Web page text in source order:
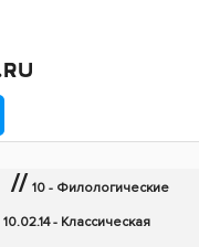
// 10 - Филологические
10.02.14 - Классическая